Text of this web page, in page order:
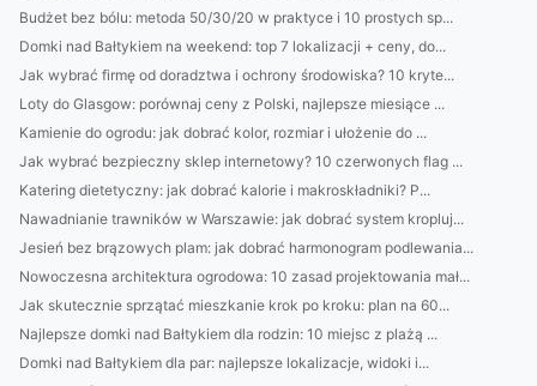
Budżet bez bólu: metoda 50/30/20 w praktyce i 10 prostych sp...
Domki nad Bałtykiem na weekend: top 7 lokalizacji + ceny, do...
Jak wybrać firmę od doradztwa i ochrony środowiska? 10 kryte...
Loty do Glasgow: porównaj ceny z Polski, najlepsze miesiące ...
Kamienie do ogrodu: jak dobrać kolor, rozmiar i ułożenie do ...
Jak wybrać bezpieczny sklep internetowy? 10 czerwonych flag ...
Katering dietetyczny: jak dobrać kalorie i makroskładniki? P...
Nawadnianie trawników w Warszawie: jak dobrać system kropluj...
Jesień bez brązowych plam: jak dobrać harmonogram podlewania...
Nowoczesna architektura ogrodowa: 10 zasad projektowania mał...
Jak skutecznie sprzątać mieszkanie krok po kroku: plan na 60...
Najlepsze domki nad Bałtykiem dla rodzin: 10 miejsc z plażą ...
Domki nad Bałtykiem dla par: najlepsze lokalizacje, widoki i...